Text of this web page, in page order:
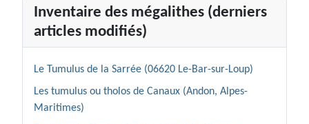
Inventaire des mégalithes (derniers
articles modifiés)
Le Tumulus de la Sarrée (06620 Le-Bar-sur-Loup)
Les tumulus ou tholos de Canaux (Andon, Alpes-
Maritimes)